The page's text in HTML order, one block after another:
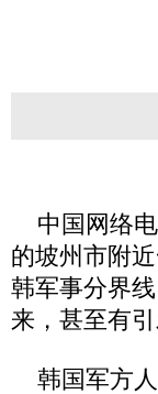
中国网络电
的坡州市附
韩军事分界
来，甚至有引
韩国军方人